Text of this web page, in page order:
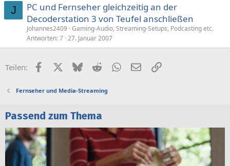
J
PC und Fernseher gleichzeitig an der
Decoderstation 3 von Teufel anschließen
Johannes2409 Gaming-Audio, Streaming-Setups, Podcasting etc.
Antworten 7 27. Januar 2007
Teilen: FacebookX (Twitter)
BlueskyRedditWhatsApp
E-MailLink
Fernseher und Media-Streaming
Passend zum Thema